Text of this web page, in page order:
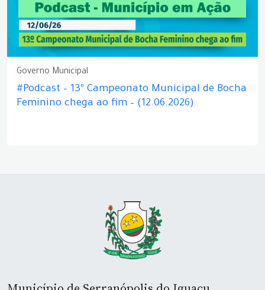
Governo Municipal
#Podcast – 13º Campeonato Municipal de Bocha
Feminino chega ao fim – (12.06.2026)